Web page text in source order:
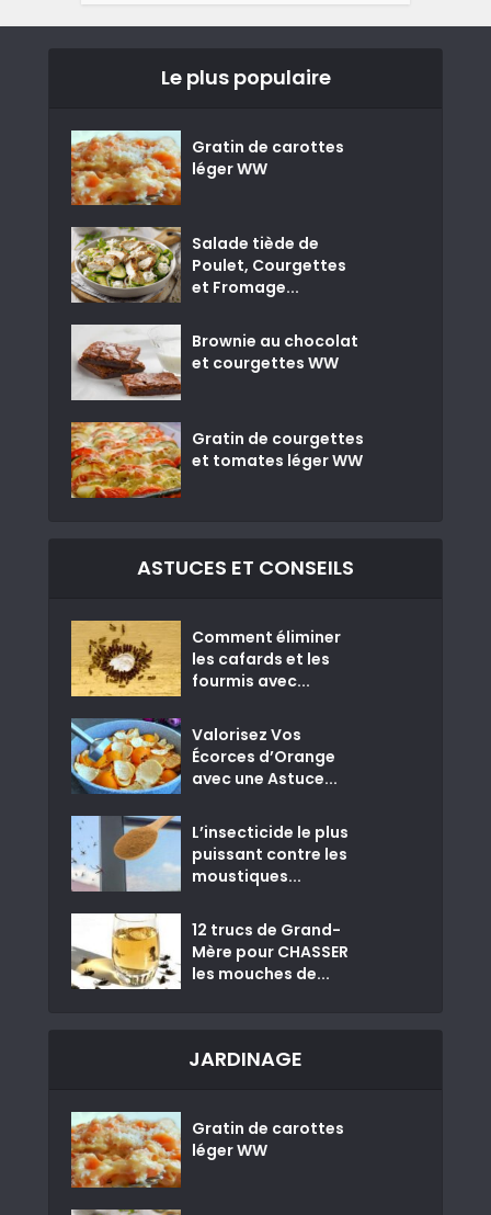
Le plus populaire
Gratin de carottes
léger WW
Salade tiède de
Poulet, Courgettes
et Fromage...
Brownie au chocolat
et courgettes WW
Gratin de courgettes
et tomates léger WW
ASTUCES ET CONSEILS
Comment éliminer
les cafards et les
fourmis avec...
Valorisez Vos
Écorces d’Orange
avec une Astuce...
L’insecticide le plus
puissant contre les
moustiques...
12 trucs de Grand-
Mère pour CHASSER
les mouches de...
JARDINAGE
Gratin de carottes
léger WW